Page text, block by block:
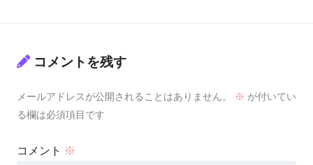
コメントを残す
メールアドレスが公開されることはありません。 ※ が付いてい
る欄は必須項目です
コメント ※